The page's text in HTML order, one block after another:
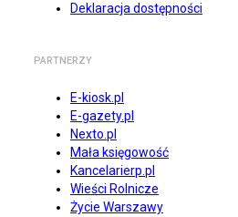
Deklaracja dostępności
PARTNERZY
E-kiosk.pl
E-gazety.pl
Nexto.pl
Mała księgowość
Kancelarierp.pl
Wieści Rolnicze
Życie Warszawy